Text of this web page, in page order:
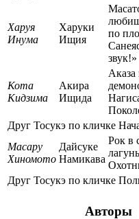
Харуя
Инума
Харуки
Ищия
по
звук!»
Кота
Кидзима
Акира
Ищида
Аказа
Друг Тосукэ по кличке
Масару
Хиномото
Дайсуке
Намикава
Рок в
Друг Тосукэ по кличке
Авторы